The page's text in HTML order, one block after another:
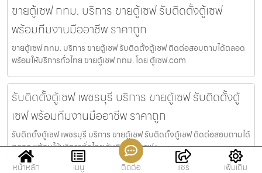
ขายตู้เซฟ กทม. บริการ ขายตู้เซฟ รับติดตั้งตู้เซฟ
พร้อมทีมงานมืออาชีพ ราคาถูก
ขายตู้เซฟ กทม. บริการ ขายตู้เซฟ รับติดตั้งตู้เซฟ ติดต่อสอบถามได้ตลอด
พร้อมให้บริการทั่วไทย ขายตู้เซฟ กทม. โดย ตู้เซฟ.com
รับติดตั้งตู้เซฟ เพชรบุรี บริการ ขายตู้เซฟ รับติดตั้งตู้
เซฟ พร้อมทีมงานมืออาชีพ ราคาถูก
รับติดตั้งตู้เซฟ เพชรบุรี บริการ ขายตู้เซฟ รับติดตั้งตู้เซฟ ติดต่อสอบถามได้
ตลอด พร้อมให้บริการทั่วไทย รับติดตั้งตู้เซฟ เ
หน้าหลัก
เมนู ติดต่อ แชร์ เพิ่มเติม